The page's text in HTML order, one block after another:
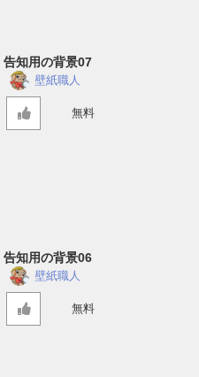
告知用の背景07
壁紙職人
無料
告知用の背景06
壁紙職人
無料